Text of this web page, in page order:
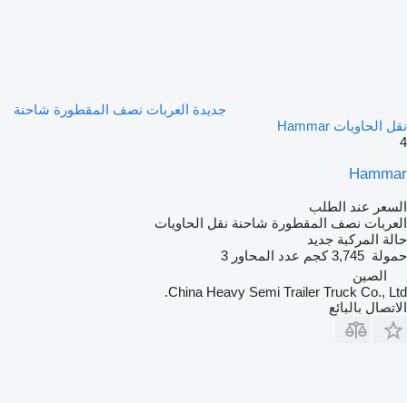
جديدة العربات نصف المقطورة شاحنة
نقل الحاويات Hammar
4
Hammar
السعر عند الطلب
العربات نصف المقطورة شاحنة نقل الحاويات
حالة المركبة جديد
حمولة 3,745 كجم عدد المحاور 3
الصين
China Heavy Semi Trailer Truck Co., Ltd.
الاتصال بالبائع